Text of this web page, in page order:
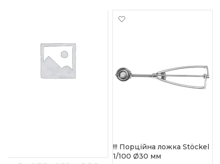
!!! Порційна ложка Stöckel
1/100 Ø30 мм